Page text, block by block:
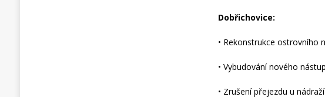
Dobřichovice:
• Rekonstrukce ostrovního
• Vybudování nového
• Zrušení přejezdu u